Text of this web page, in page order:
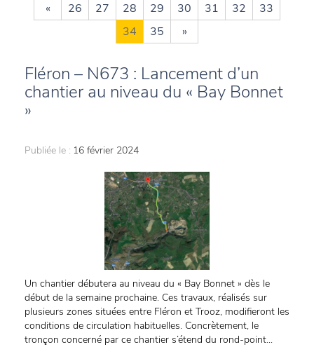
« 26 27 28 29 30 31 32
33
34
35 »
Fléron – N673 : Lancement d’un
chantier au niveau du « Bay Bonnet
»
Publiée le : 16 février 2024
Un chantier débutera au niveau du « Bay Bonnet » dès le
début de la semaine prochaine. Ces travaux, réalisés sur
plusieurs zones situées entre Fléron et Trooz, modifieront les
conditions de circulation habituelles. Concrètement, le
tronçon concerné par ce chantier s’étend du rond-point...